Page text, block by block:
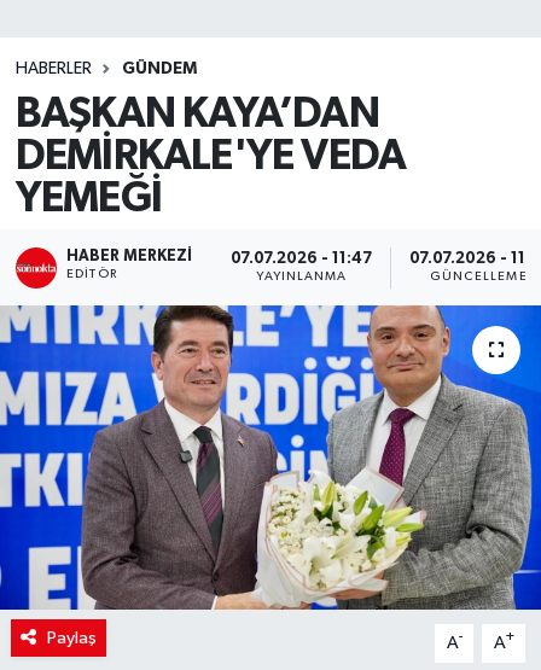
HABERLER GÜNDEM
BAŞKAN KAYA’DAN
DEMİRKALE'YE VEDA
YEMEĞİ
HABER MERKEZI
EDITÖR
07.07.2026 - 11:47
YAYINLANMA
07.07.2026 -
GÜNCELLEME
Paylaş A- A+
Teknoloji
TRABZON